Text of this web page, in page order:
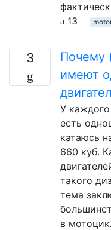
13
3
Почему
имеют
У
есть
катаюсь
660 куб.
такого
тема
в